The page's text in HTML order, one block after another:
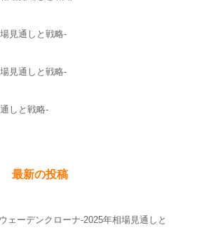
見通しと戦略-
見通しと戦略-
しと戦略-
最新の投稿
ェーデンクローナ-2025年相場見通しと